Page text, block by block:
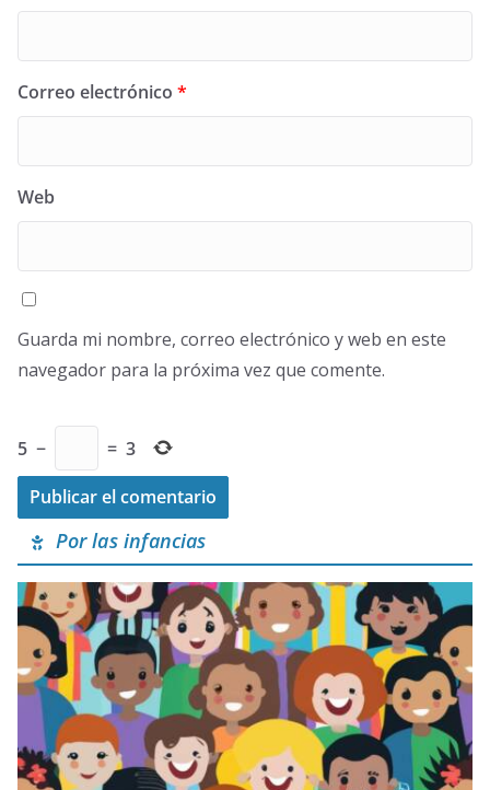
Correo electrónico *
Web
Guarda mi nombre, correo electrónico y web en este
navegador para la próxima vez que comente.
5 − = 3
Por las infancias